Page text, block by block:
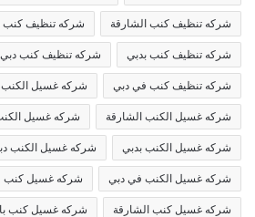
شركه تنظيف كنب الشارقة شركه تنظيف كنب
شركه تنظيف كنب بدبي شركه تنظيف كنب دبي
شركه تنظيف كنب في دبي شركه غسيل الكنب
شركه غسيل الكنب الشارقة شركه غسيل
شركه غسيل الكنب بدبي شركه غسيل الكنب
شركه غسيل الكنب في دبي شركه غسيل كنب
شركه غسيل كنب الشارقة شركه غسيل كنب